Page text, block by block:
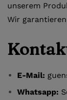
unserem
Wir
E-Mail:
Whatsapp: